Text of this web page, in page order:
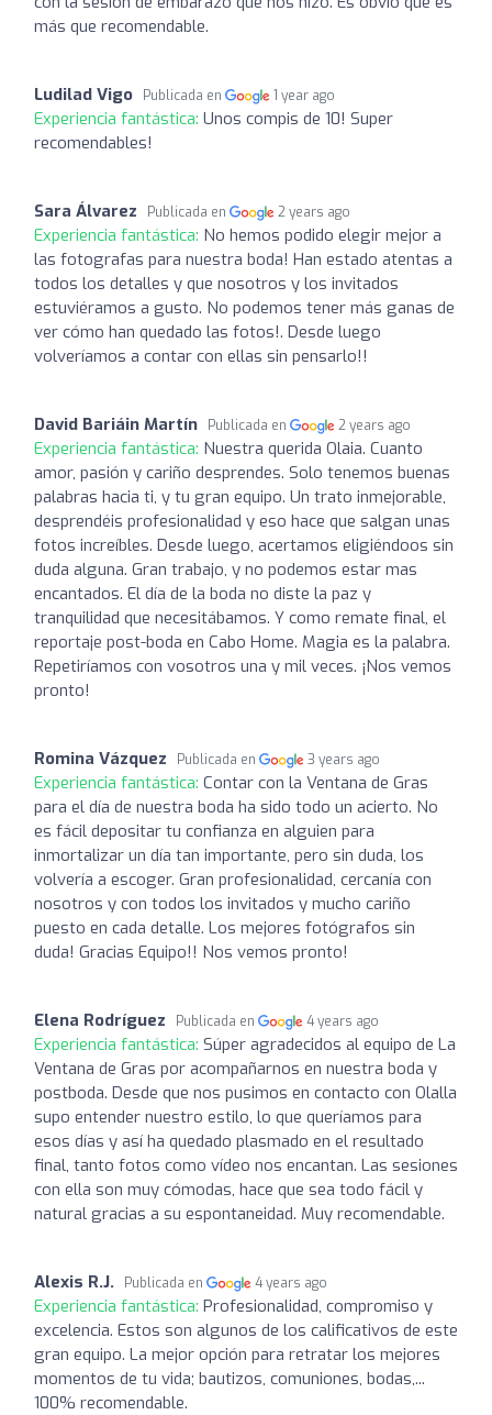
más que recomendable.
Ludilad Vigo Publicada en 1 year ago
Experiencia fantástica: Unos compis de 10! Super
recomendables!
Sara Álvarez Publicada en 2 years ago
Experiencia fantástica: No hemos podido elegir mejor a
las fotografas para nuestra boda! Han estado atentas a
todos los detalles y que nosotros y los invitados
estuviéramos a gusto. No podemos tener más ganas de
ver cómo han quedado las fotos!. Desde luego
volveríamos a contar con ellas sin pensarlo!!
David Bariáin Martín Publicada en 2 years ago
Experiencia fantástica: Nuestra querida Olaia. Cuanto
amor, pasión y cariño desprendes. Solo tenemos buenas
palabras hacia ti, y tu gran equipo. Un trato inmejorable,
desprendéis profesionalidad y eso hace que salgan unas
fotos increíbles. Desde luego, acertamos eligiéndoos sin
duda alguna. Gran trabajo, y no podemos estar mas
encantados. El día de la boda no diste la paz y
tranquilidad que necesitábamos. Y como remate final, el
reportaje post-boda en Cabo Home. Magia es la palabra.
Repetiríamos con vosotros una y mil veces. ¡Nos vemos
pronto!
Romina Vázquez Publicada en 3 years ago
Experiencia fantástica: Contar con la Ventana de Gras
para el día de nuestra boda ha sido todo un acierto. No
es fácil depositar tu confianza en alguien para
inmortalizar un día tan importante, pero sin duda, los
volvería a escoger. Gran profesionalidad, cercanía con
nosotros y con todos los invitados y mucho cariño
puesto en cada detalle. Los mejores fotógrafos sin
duda! Gracias Equipo!! Nos vemos pronto!
Elena Rodríguez Publicada en 4 years ago
Experiencia fantástica: Súper agradecidos al equipo de La
Ventana de Gras por acompañarnos en nuestra boda y
postboda. Desde que nos pusimos en contacto con Olalla
supo entender nuestro estilo, lo que queríamos para
esos días y así ha quedado plasmado en el resultado
final, tanto fotos como vídeo nos encantan. Las sesiones
con ella son muy cómodas, hace que sea todo fácil y
natural gracias a su espontaneidad. Muy recomendable.
Alexis R.J. Publicada en 4 years ago
Experiencia fantástica: Profesionalidad, compromiso y
excelencia. Estos son algunos de los calificativos de este
gran equipo. La mejor opción para retratar los mejores
momentos de tu vida; bautizos, comuniones, bodas,...
100% recomendable.